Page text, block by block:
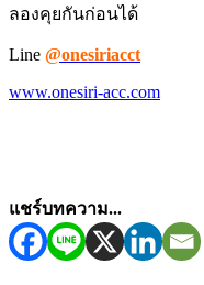
ลองคุยกันก่อนได้
Line @onesiriacct
www.onesiri-acc.com
แชร์บทความ...